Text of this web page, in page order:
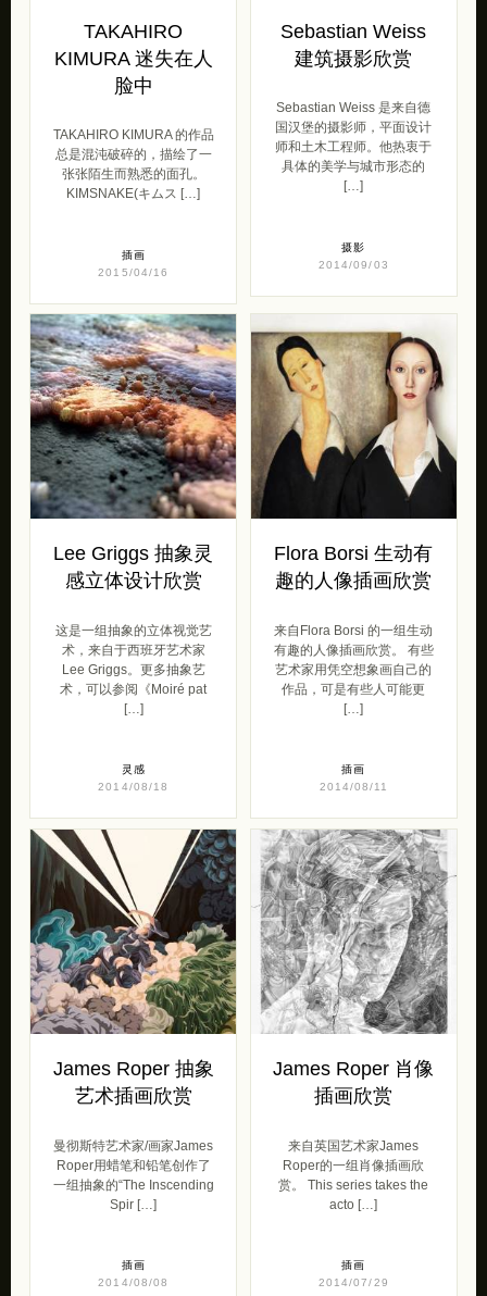
TAKAHIRO
KIMURA 迷失在人
脸中
TAKAHIRO KIMURA 的作品
总是混沌破碎的，描绘了一
张张陌生而熟悉的面孔。
KIMSNAKE(キムス […]
插画
2015/04/16
Sebastian Weiss
建筑摄影欣赏
Sebastian Weiss 是来自德
国汉堡的摄影师，平面设计
师和土木工程师。他热衷于
具体的美学与城市形态的
[…]
摄影
2014/09/03
Lee Griggs 抽象灵
感立体设计欣赏
这是一组抽象的立体视觉艺
术，来自于西班牙艺术家
Lee Griggs。更多抽象艺
术，可以参阅《Moiré pat
[…]
灵感
2014/08/18
Flora Borsi 生动有
趣的人像插画欣赏
来自Flora Borsi 的一组生动
有趣的人像插画欣赏。 有些
艺术家用凭空想象画自己的
作品，可是有些人可能更
[…]
插画
2014/08/11
James Roper 抽象
艺术插画欣赏
曼彻斯特艺术家/画家James
Roper用蜡笔和铅笔创作了
一组抽象的“The Inscending
Spir […]
插画
2014/08/08
James Roper 肖像
插画欣赏
来自英国艺术家James
Roper的一组肖像插画欣
赏。 This series takes the
acto […]
插画
2014/07/29